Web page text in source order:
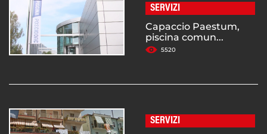
SERVIZI
Capaccio Paestum,
piscina comun...
5520
SERVIZI